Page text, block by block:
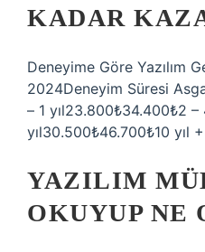
KADAR
Deneyime Göre Yazılım
2024Deneyim Süresi
– 1 yıl23.800₺34.400₺2
yıl30.500₺46.700₺10 yıl
YAZILIM
OKUYUP NE